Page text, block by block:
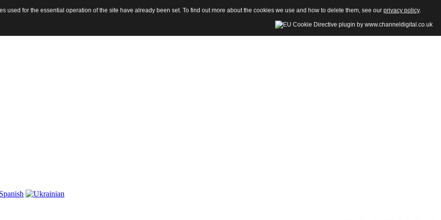
for the essential operation of the site have already been set. To find out more about the cookies we use and how to delete them, see our privacy policy.